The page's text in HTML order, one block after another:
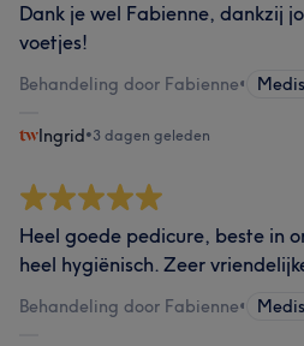
Dank je wel Fabienne, dankzij
voetjes!
Behandeling door Fabienne•
Ingrid•3 dagen geleden
Heel goede pedicure, beste in
heel hygiënisch. Zeer
Behandeling door Fabienne•